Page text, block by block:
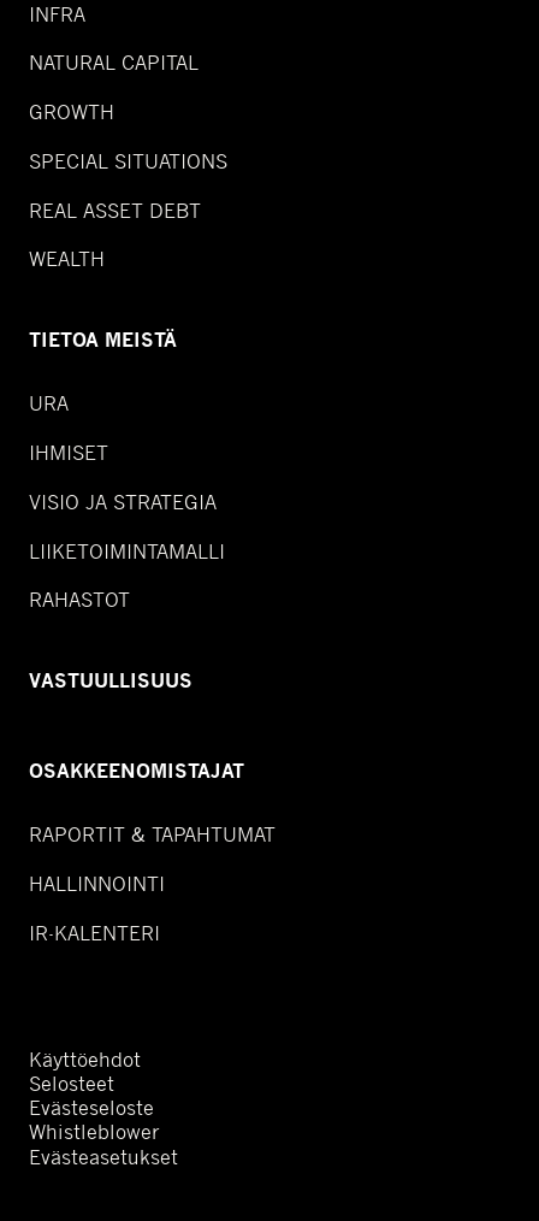
INFRA
NATURAL CAPITAL
GROWTH
SPECIAL SITUATIONS
REAL ASSET DEBT
WEALTH
TIETOA MEISTÄ
URA
IHMISET
VISIO JA STRATEGIA
LIIKETOIMINTAMALLI
RAHASTOT
VASTUULLISUUS
OSAKKEENOMISTAJAT
RAPORTIT & TAPAHTUMAT
HALLINNOINTI
IR-KALENTERI
Käyttöehdot
Selosteet
Evästeseloste
Whistleblower
Evästeasetukset